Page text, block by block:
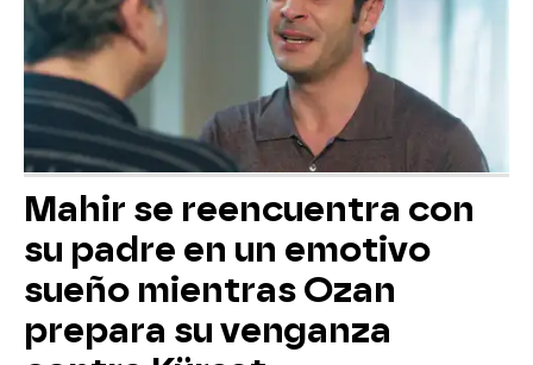
Mahir se reencuentra con
su padre en un emotivo
sueño mientras Ozan
prepara su venganza